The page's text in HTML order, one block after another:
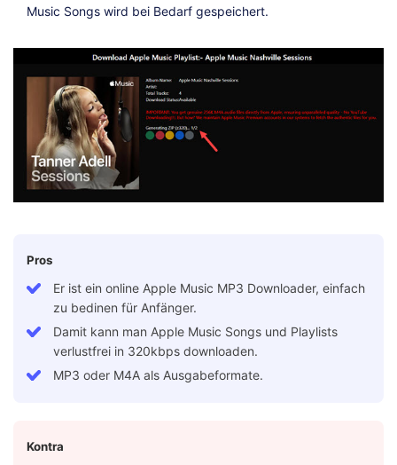
Music Songs wird bei Bedarf gespeichert.
Pros
Er ist ein online Apple Music MP3 Downloader, einfach
zu bedinen für Anfänger.
Damit kann man Apple Music Songs und Playlists
verlustfrei in 320kbps downloaden.
MP3 oder M4A als Ausgabeformate.
Kontra